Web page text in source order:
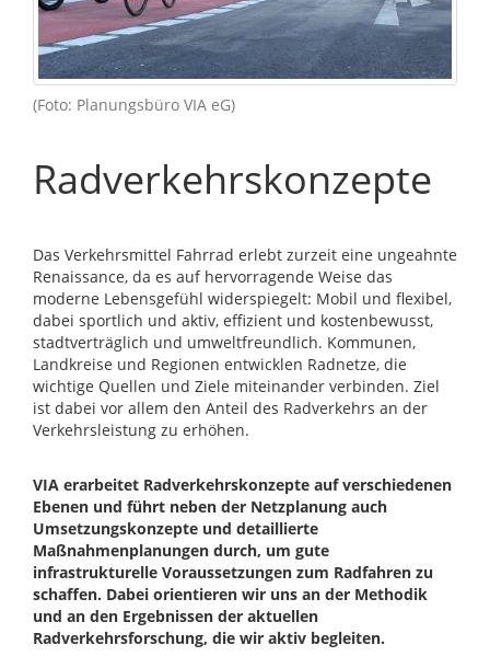
(Foto: Planungsbüro VIA eG)
Radverkehrskonzepte
Das Verkehrsmittel Fahrrad erlebt zurzeit eine ungeahnte
Renaissance, da es auf hervorragende Weise das
moderne Lebensgefühl widerspiegelt: Mobil und flexibel,
dabei sportlich und aktiv, effizient und kostenbewusst,
stadtverträglich und umweltfreundlich. Kommunen,
Landkreise und Regionen entwicklen Radnetze, die
wichtige Quellen und Ziele miteinander verbinden. Ziel
ist dabei vor allem den Anteil des Radverkehrs an der
Verkehrsleistung zu erhöhen.
VIA erarbeitet Radverkehrskonzepte auf verschiedenen
Ebenen und führt neben der Netzplanung auch
Umsetzungskonzepte und detaillierte
Maßnahmenplanungen durch, um gute
infrastrukturelle Voraussetzungen zum Radfahren zu
schaffen. Dabei orientieren wir uns an der Methodik
und an den Ergebnissen der aktuellen
Radverkehrsforschung, die wir aktiv begleiten.